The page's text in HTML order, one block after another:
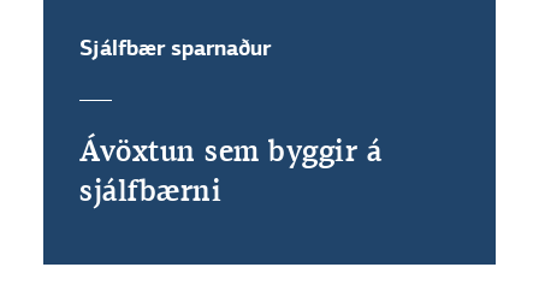
Sjálfbær sparnaður
Ávöxtun sem byggir á
sjálfbærni